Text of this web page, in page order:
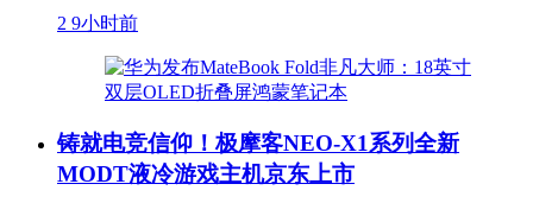
2 9小时前
铸就电竞信仰！极摩客NEO-X1系列全新
MODT液冷游戏主机京东上市